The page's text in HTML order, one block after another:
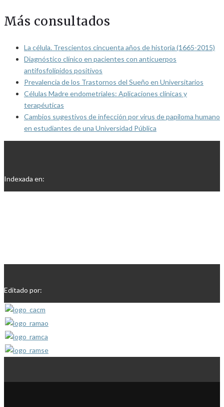
Más consultados
La célula. Trescientos cincuenta años de historia (1665-2015)
Diagnóstico clínico en pacientes con anticuerpos
antifosfolípidos positivos
Prevalencia de los Trastornos del Sueño en Universitarios
Células Madre endometriales: Aplicaciones clínicas y
terapéuticas
Cambios sugestivos de infección por virus de papiloma humano
en estudiantes de una Universidad Pública
Indexada en:
Editado por: